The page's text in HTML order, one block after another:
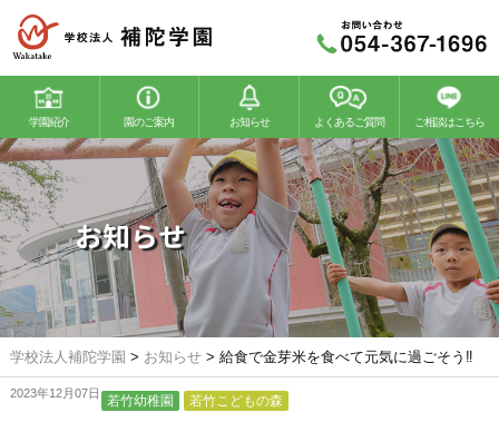
学園紹介 園のご案内
若竹幼稚園 若竹こどもの森
お知らせ よくあるご質問 ご相談はこちら
お知らせ
学校法人補陀学園 > お知らせ> 給食で金芽米を食べて元気に過ごそう‼
2023年12月07日 若竹幼稚園 若竹こどもの森